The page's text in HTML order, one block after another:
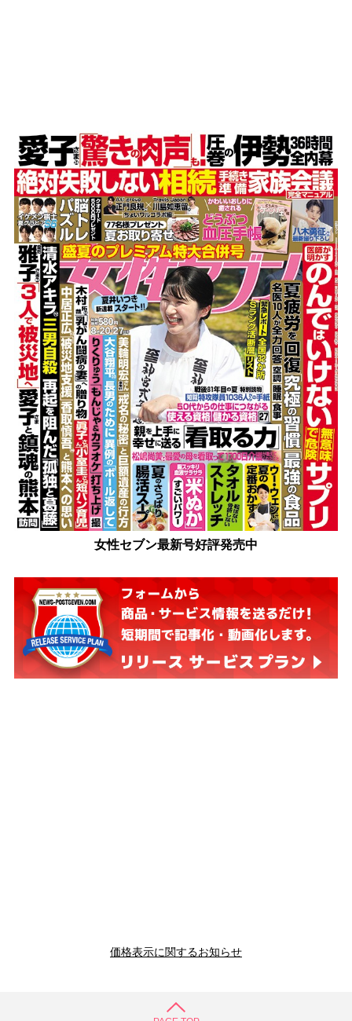
女性セブン最新号好評発売中
価格表示に関するお知らせ